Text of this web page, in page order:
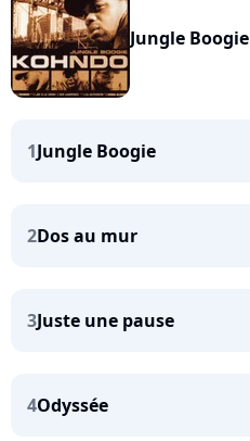
Jungle Boogie
1Jungle Boogie
2Dos au mur
3Juste une pause
4Odyssée